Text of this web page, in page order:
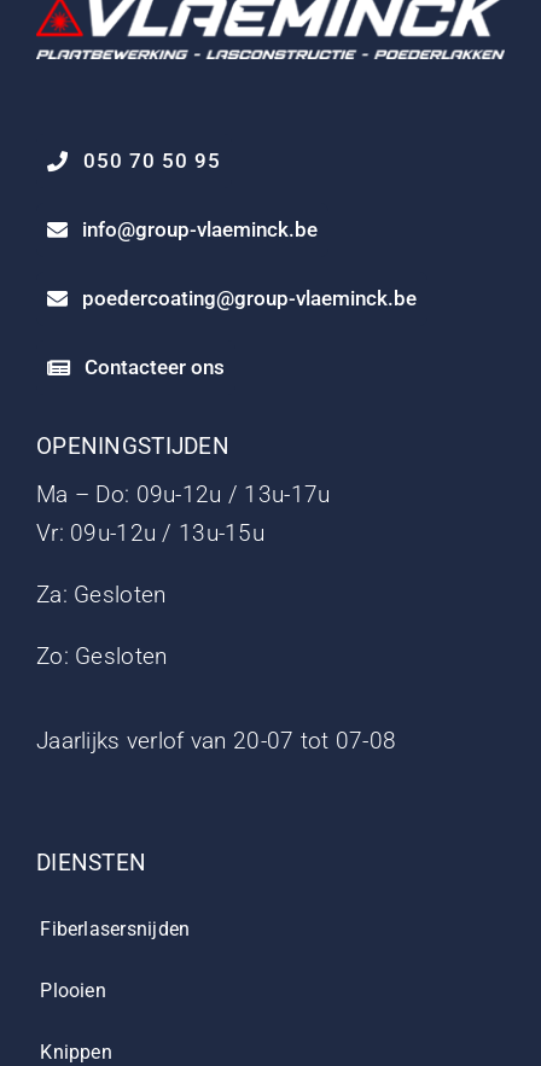
050 70 50 95
info@group-vlaeminck.be
poedercoating@group-vlaeminck.be
Contacteer ons
OPENINGSTIJDEN
Ma – Do: 09u-12u / 13u-17u
Vr: 09u-12u / 13u-15u
Za: Gesloten
Zo: Gesloten
Jaarlijks verlof van 20-07 tot 07-08
DIENSTEN
Fiberlasersnijden
Plooien
Knippen